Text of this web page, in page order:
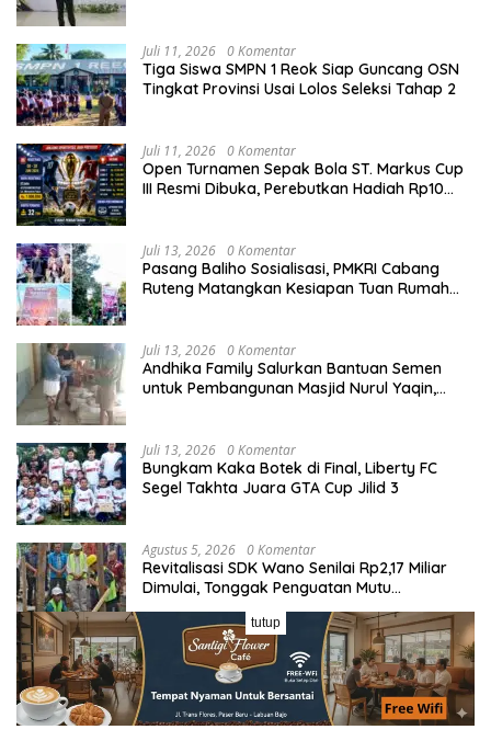
Juli 11, 2026 0 Komentar
Tiga Siswa SMPN 1 Reok Siap Guncang OSN
Tingkat Provinsi Usai Lolos Seleksi Tahap 2
Juli 11, 2026 0 Komentar
Open Turnamen Sepak Bola ST. Markus Cup
III Resmi Dibuka, Perebutkan Hadiah Rp10
Juli 13, 2026 0 Komentar
Pasang Baliho Sosialisasi, PMKRI Cabang
Ruteng Matangkan Kesiapan Tuan Rumah
Juli 13, 2026 0 Komentar
Andhika Family Salurkan Bantuan Semen
untuk Pembangunan Masjid Nurul Yaqin,
Juli 13, 2026 0 Komentar
Bungkam Kaka Botek di Final, Liberty FC
Segel Takhta Juara GTA Cup Jilid 3
Agustus 5, 2026 0 Komentar
Revitalisasi SDK Wano Senilai Rp2,17 Miliar
Dimulai, Tonggak Penguatan Mutu
Pendidikan di Manggarai Timur
Juli 13, 2026 0 Komentar
Laga Panas Grup A Sano Nggoang Cup I:
Bajo Pedia FC Tahan Imbang Viktory United
1-1, Pelatih dan Manajemen Puji Sportivitas
Tim
tutup